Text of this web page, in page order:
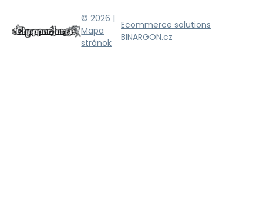
© 2026 |
Mapa
stránok
Ecommerce solutions
BINARGON.cz